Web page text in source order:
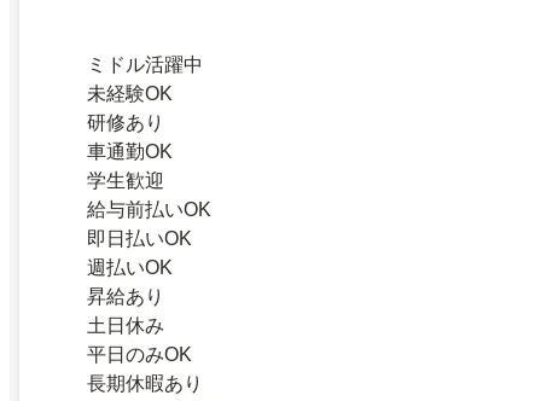
ミドル活躍中
未経験OK
研修あり
車通勤OK
学生歓迎
給与前払いOK
即日払いOK
週払いOK
昇給あり
土日休み
平日のみOK
長期休暇あり